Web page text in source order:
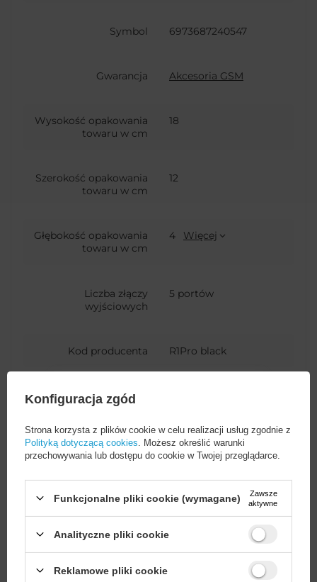
Symbol 6973687240547
Gwarancja Akcesoria GSM
Wysokość opakowania
towaru w cm
18
Szerokość opakowania
towaru w cm
12
Głębokość opakowania
towaru w cm
4 Więcej
Liczba złączy
wyjściowych
5 portów
Kod producenta R1Pro black
Maksymalne natężenie
Moc maksymalna 60 W
Kabel w zestawie Nie
Rodzaj ładowarki
Wystarczy założyć konto
Konfiguracja zgód
Strona korzysta z plików cookie w celu realizacji usług zgodnie z
Polityką dotyczącą cookies . Możesz określić warunki
przechowywania lub dostępu do cookie w Twojej przeglądarce.
Funkcjonalne pliki cookie (wymagane)
Zawsze
aktywne
Analityczne pliki cookie
Reklamowe pliki cookie